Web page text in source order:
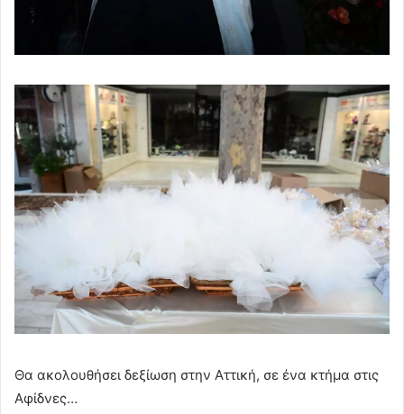
Θα ακολουθήσει δεξίωση στην Αττική, σε ένα κτήμα στις
Αφίδνες…